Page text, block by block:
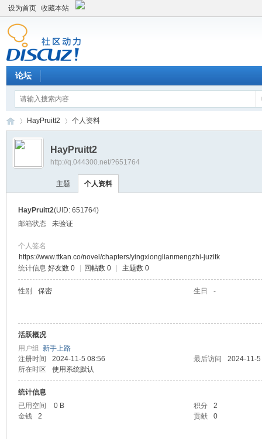
设为首页 收藏本站
论坛
›
HayPruitt2 个人资料
HayPruitt2
http://q.044300.net/?651764
主题 个人资料
HayPruitt2(UID: 651764)
邮箱状态
未验证
个人签名
https://www.ttkan.co/novel/chapters/yingxionglianmengzhi-juzitk
统计信息 好友数 0 回帖数 0 主题数 0
性别 保密 生日 -
活跃概况
用户组 新手上路
注册时间
2024-11-5 08:56 最后访问
2024-11-
所在时区
使用系统默认
统计信息
已用空间
0 B 积分
2
金钱
2 贡献 0